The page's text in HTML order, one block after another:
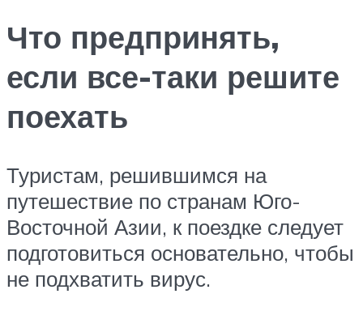
Что предпринять,
если все-таки решите
поехать
Туристам, решившимся на
путешествие по странам Юго-
Восточной Азии, к поездке следует
подготовиться основательно, чтобы
не подхватить вирус.